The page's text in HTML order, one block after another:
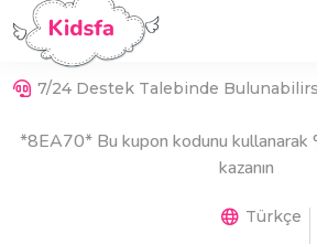
7/24 Destek Talebinde
*8EA70* Bu kupon kodunu kullanarak
kazanın
Türkçe